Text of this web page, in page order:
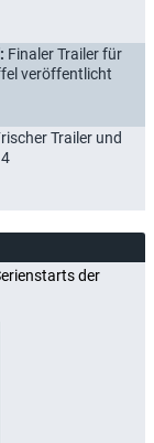
Finaler Trailer für
veröffentlicht
Trailer und
der